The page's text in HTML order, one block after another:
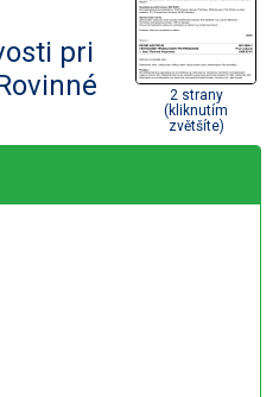
pri
2 strany
(kliknutím
zvětšíte)